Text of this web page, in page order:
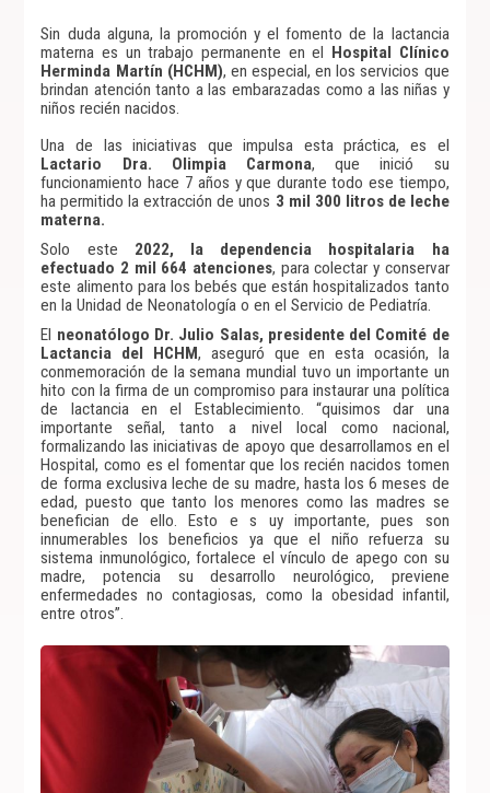
Sin duda alguna, la promoción y el fomento de la lactancia
materna es un trabajo permanente en el Hospital Clínico
Herminda Martín (HCHM), en especial, en los servicios que
brindan atención tanto a las embarazadas como a las niñas y
niños recién nacidos.
Una de las iniciativas que impulsa esta práctica, es el
Lactario Dra. Olimpia Carmona, que inició su
funcionamiento hace 7 años y que durante todo ese tiempo,
ha permitido la extracción de unos 3 mil 300 litros de leche
materna.
Solo este 2022, la dependencia hospitalaria ha
efectuado 2 mil 664 atenciones, para colectar y conservar
este alimento para los bebés que están hospitalizados tanto
en la Unidad de Neonatología o en el Servicio de Pediatría.
El neonatólogo Dr. Julio Salas, presidente del Comité de
Lactancia del HCHM, aseguró que en esta ocasión, la
conmemoración de la semana mundial tuvo un importante un
hito con la firma de un compromiso para instaurar una política
de lactancia en el Establecimiento. “quisimos dar una
importante señal, tanto a nivel local como nacional,
formalizando las iniciativas de apoyo que desarrollamos en el
Hospital, como es el fomentar que los recién nacidos tomen
de forma exclusiva leche de su madre, hasta los 6 meses de
edad, puesto que tanto los menores como las madres se
benefician de ello. Esto e s uy importante, pues son
innumerables los beneficios ya que el niño refuerza su
sistema inmunológico, fortalece el vínculo de apego con su
madre, potencia su desarrollo neurológico, previene
enfermedades no contagiosas, como la obesidad infantil,
entre otros”.